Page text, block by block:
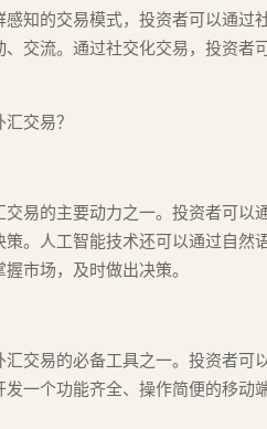
知的交易模式，投资者可以通过
交流。通过社交化交易，投资
交易？
易的主要动力之一。投资者可
。人工智能技术还可以通过自
市场，及时做出决策。
汇交易的必备工具之一。投资者可
一个功能齐全、操作简便的移动